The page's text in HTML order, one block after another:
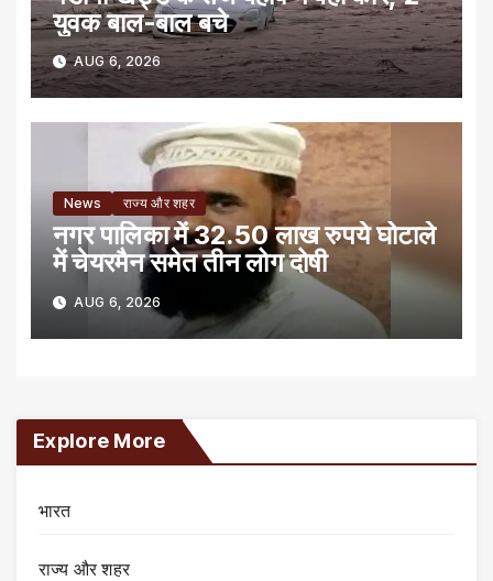
युवक बाल-बाल बचे
AUG 6, 2026
News राज्य और शहर
नगर पालिका में 32.50 लाख रुपये घोटाले
में चेयरमैन समेत तीन लोग दोषी
AUG 6, 2026
Explore More
भारत
राज्य और शहर